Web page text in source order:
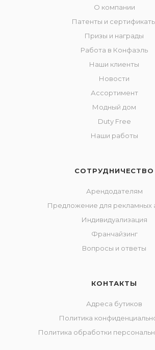
О компании
Патенты и
Призы и награды
Работа в Конфаэль
Наши клиенты
Новости
Ассортимент
Модный дом
Duty Free
Наши работы
СОТРУДНИЧЕСТВО
Арендодателям
Предложение для рекламных
Индивидуализация
Франчайзинг
Вопросы и ответы
КОНТАКТЫ
Адреса бутиков
Политика
Политика обработки